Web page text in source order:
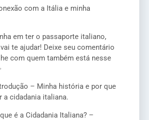
com a Itália e minha
em ter o passaporte italiano,
te ajudar! Deixe seu comentário
com quem também está nesse
– Minha história e por que
a cidadania italiana.
é a Cidadania Italiana? –